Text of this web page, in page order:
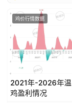
鸡价行情数据
2021年-2026年
鸡盈利情况